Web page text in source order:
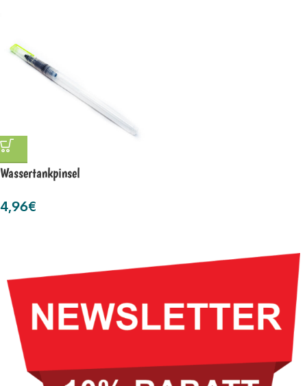
Wassertankpinsel
4,96€